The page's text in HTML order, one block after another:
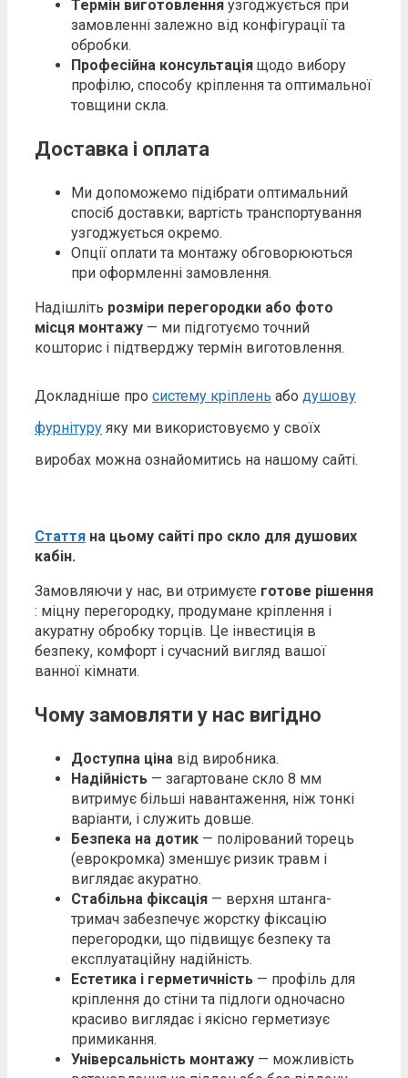
Термін виготовлення узгоджується при
замовленні залежно від конфігурації та
обробки.
Професійна консультація щодо вибору
профілю, способу кріплення та оптимальної
товщини скла.
Доставка і оплата
Ми допоможемо підібрати оптимальний
спосіб доставки; вартість транспортування
узгоджується окремо.
Опції оплати та монтажу обговорюються
при оформленні замовлення.
Надішліть розміри перегородки або фото
місця монтажу — ми підготуємо точний
кошторис і підтверджу термін виготовлення.
Докладніше про систему кріплень або душову
фурнітуру яку ми використовуємо у своїх
виробах можна ознайомитись на нашому сайті.
Стаття на цьому сайті про скло для душових
кабін.
Замовляючи у нас, ви отримуєте готове рішення
: міцну перегородку, продумане кріплення і
акуратну обробку торців. Це інвестиція в
безпеку, комфорт і сучасний вигляд вашої
ванної кімнати.
Чому замовляти у нас вигідно
Доступна ціна від виробника.
Надійність — загартоване скло 8 мм
витримує більші навантаження, ніж тонкі
варіанти, і служить довше.
Безпека на дотик — полірований торець
(еврокромка) зменшує ризик травм і
виглядає акуратно.
Стабільна фіксація — верхня штанга-
тримач забезпечує жорстку фіксацію
перегородки, що підвищує безпеку та
експлуатаційну надійність.
Естетика і герметичність — профіль для
кріплення до стіни та підлоги одночасно
красиво виглядає і якісно герметизує
примикання.
Універсальність монтажу — можливість